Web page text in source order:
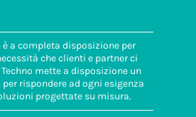
a completa disposizione per
che clienti e partner ci
mette a disposizione un
rispondere ad ogni esigenza
progettate su misura.